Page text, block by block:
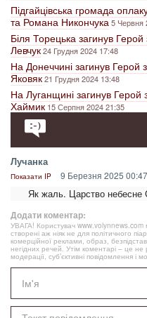
Підгайцівська громада
та Романа Никончука5 Червня
Біля Торецька загинув
Левчук24 Грудня 2024 17:48
На Донеччині загинув
Яковяк21 Грудня 2024 13:48
На Луганщині загинув
Хаймик 15 Серпня 2024 21:35
Лучанка
Показати IP 9 Березня 2025 00:47
Як жаль. Царство небесне
Додати коментар:
УВАГА! Користувач www.volynnews.com
створені аж ніяк не для політичного
комерційної реклами, образ,
негідних речей. Утім коментарі – це
модерації, суб’єктивні повідомлення і